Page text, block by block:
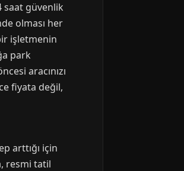
saat güvenlik
olması her
işletmenin
park
aracınızı
fiyata değil,
arttığı için
resmi tatil